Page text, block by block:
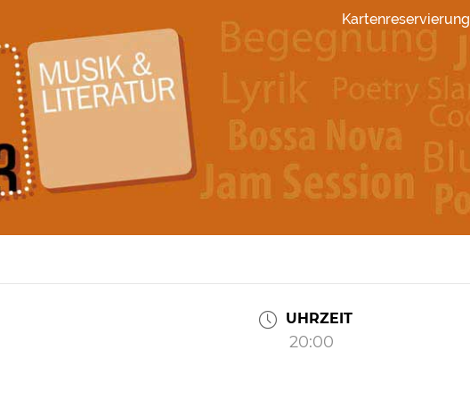
Kartenreservierung
UHRZEIT
20:00